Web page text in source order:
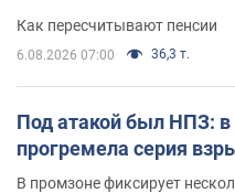
Как пересчитывают пенсии
6.08.2026 07:00 36,3 т.
Под атакой был НПЗ: в
прогремела серия
В промзоне фиксирует